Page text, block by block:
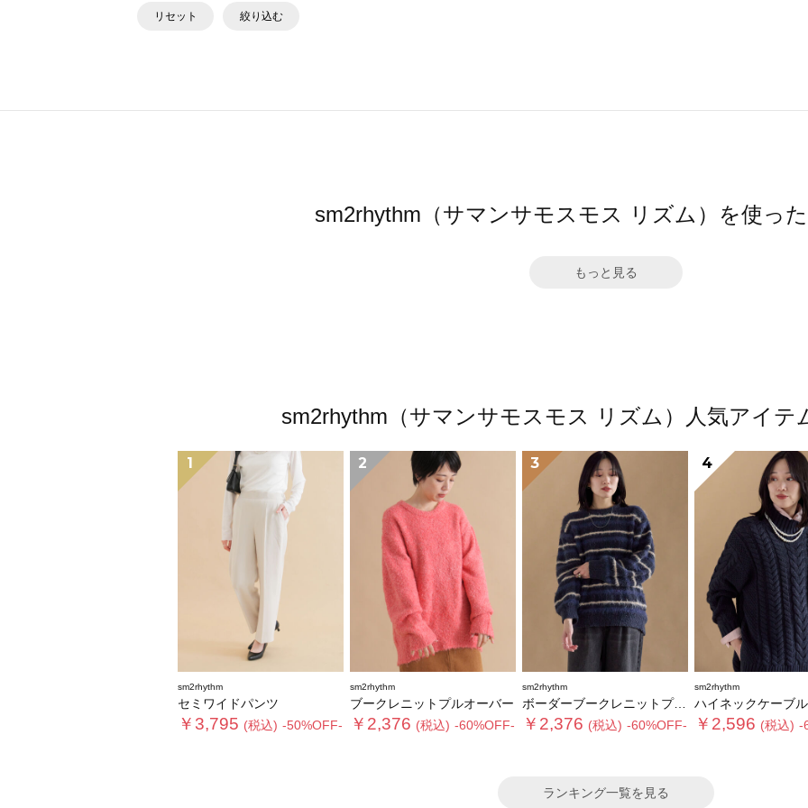
リセット 絞り込む
sm2rhythm（サマンサモスモス リズム）を使っ
もっと見る
sm2rhythm（サマンサモスモス リズム）人気アイテ
1
sm2rhythm
セミワイドパンツ
￥3,795 (税込) -50%OFF-
2
sm2rhythm
ブークレニットプルオーバー
￥2,376 (税込) -60%OFF-
3
sm2rhythm
ボーダーブークレニットプルオーバー
￥2,376 (税込) -60%OFF-
4
sm2rhythm
ハイネックケーブルニットプ
￥2,596 (税込) -
ランキング一覧を見る